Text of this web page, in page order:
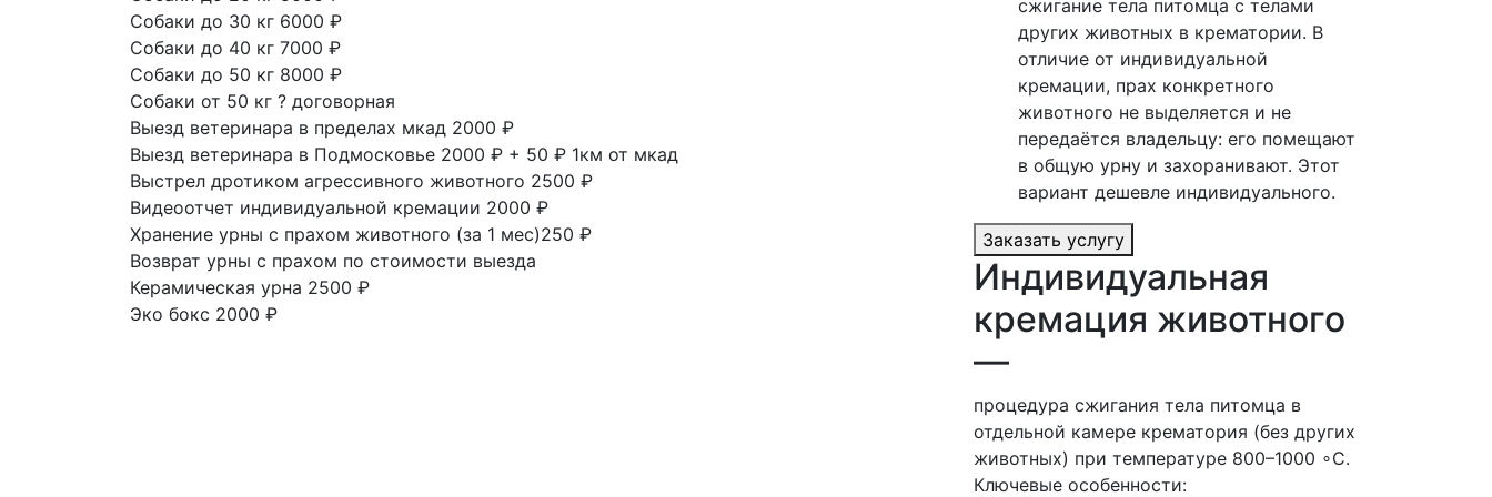
Собаки до 30 кг 6000 ₽
Собаки до 40 кг 7000 ₽
Собаки до 50 кг 8000 ₽
Собаки от 50 кг ? договорная
Выезд ветеринара в пределах мкад 2000 ₽
Выезд ветеринара в Подмосковье 2000 ₽ + 50 ₽ 1км от мкад
Выстрел дротиком агрессивного животного 2500 ₽
Видеоотчет индивидуальной кремации 2000 ₽
Хранение урны с прахом животного (за 1 мес)250 ₽
Возврат урны с прахом по стоимости выезда
Керамическая урна 2500 ₽
Эко бокс 2000 ₽
сжигание тела питомца с телами
других животных в крематории. В
отличие от индивидуальной
кремации, прах конкретного
животного не выделяется и не
передаётся владельцу: его помещают
в общую урну и захоранивают. Этот
вариант дешевле индивидуального.
Заказать услугу
Индивидуальная
кремация животного
—
процедура сжигания тела питомца в
отдельной камере крематория (без других
животных) при температуре 800–1000 ∘C.
Ключевые особенности: